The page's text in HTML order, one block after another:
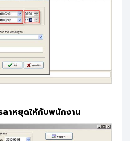
ลาหยุดให้กับพนักงาน